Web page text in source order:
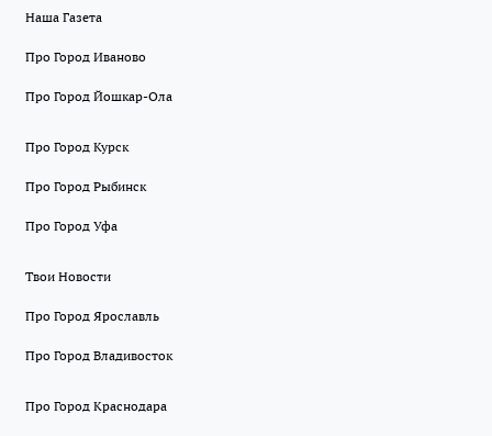
Наша Газета
Про Город Иваново
Про Город Йошкар-Ола
Про Город Курск
Про Город Рыбинск
Про Город Уфа
Твои Новости
Про Город Ярославль
Про Город Владивосток
Про Город Краснодара